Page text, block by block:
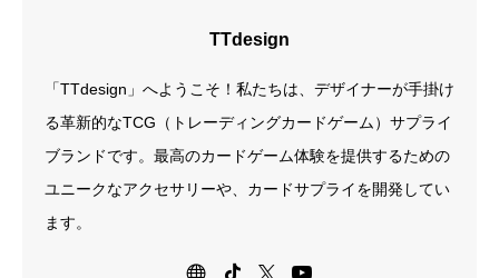
TTdesign
「TTdesign」へようこそ！私たちは、デザイナーが手掛け
る革新的なTCG（トレーディングカードゲーム）サプライ
ブランドです。最高のカードゲーム体験を提供するための
ユニークなアクセサリーや、カードサプライを開発してい
ます。